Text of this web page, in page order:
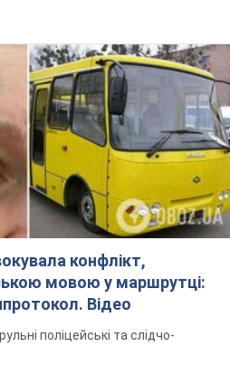
конфлікт,
мовою у маршрутці:
Відео
поліцейські та слідчо-